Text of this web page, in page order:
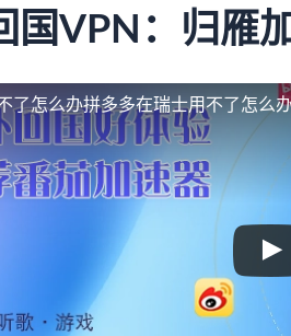
国VPN：归雁
了怎么办拼多多在瑞士用不了怎么